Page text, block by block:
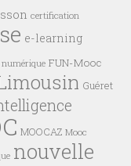
certification
e-learning
FUN-Mooc
Guéret
MOOCAZ Mooc
nouvelle